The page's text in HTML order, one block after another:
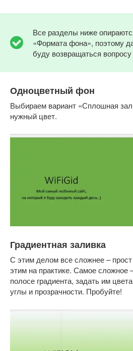
Все разделы ниже
«Формата фона», поэтому
буду возвращаться
Одноцветный фон
Выбираем вариант «Сплошная
нужный цвет.
Градиентная заливка
С этим делом все сложнее – прост
этим на практике. Самое сложное
полосе градиента, задать им
углы и прозрачности. Пробуйте!